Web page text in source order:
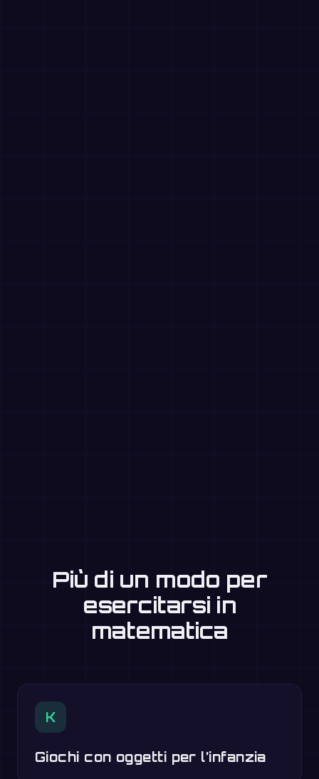
Più di un modo per
esercitarsi in
matematica
K
Giochi con oggetti per l’infanzia